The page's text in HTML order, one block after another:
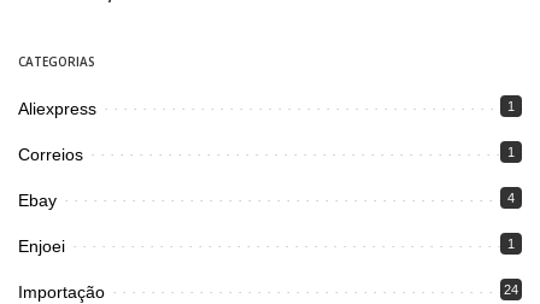
CATEGORIAS
Aliexpress 1
Correios 1
Ebay 4
Enjoei 1
Importação 24